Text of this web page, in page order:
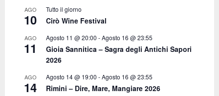
AGO
10
Tutto il giorno
Cirò Wine Festival
AGO
11
Agosto 11 @ 20:00 -Agosto 16 @ 23:55
Gioia Sannitica – Sagra degli Antichi Sapori
2026
AGO
14
Agosto 14 @ 19:00 -Agosto 16 @ 23:55
Rimini – Dire, Mare, Mangiare 2026